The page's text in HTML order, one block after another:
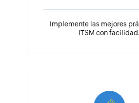
Implemente las mejores
ITSM con facilidad.